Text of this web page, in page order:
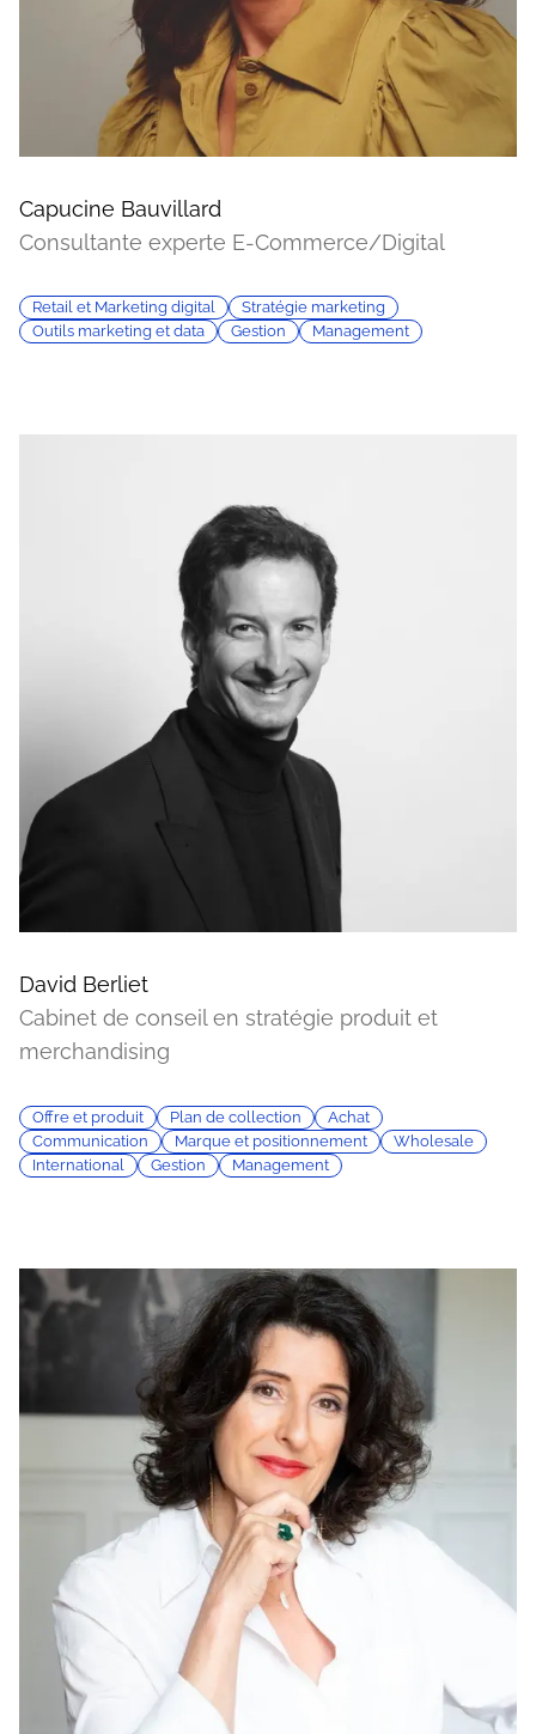
Capucine Bauvillard
Consultante experte E-Commerce/Digital
Retail et Marketing digital
Stratégie marketing
Outils marketing et data
Gestion Management
David Berliet
Cabinet de conseil en stratégie produit et
merchandising
Offre et produit Plan de collection
Achat
Communication
Marque et positionnement
Wholesale
International
Gestion Management